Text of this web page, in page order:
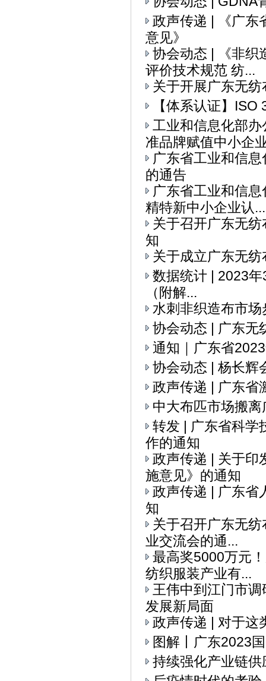
政声传递 | 《广东
意见》
协会动态 | 《非织
评价技术规范 纺...
关于开展广东无
【体系认证】
工业和信息化部
准品牌赋值中小企
广东省工业和信
的通告
广东省工业和信
精特新中小企业认...
关于召开广东无
知
关于成立广东无
数据统计 | 2023
（附解...
水刺非织造布市
协会动态 | ​广东无
通知｜广东省
协会动态 | 杨长辉
政声传递 | 广东省
中大布匹市场搬
转发 | 广东省科学
作的通知
政声传递 | 关于印
施意见》的通知
政声传递 | 广东省
知
关于召开广东无纺
业交流会的通...
最高奖5000万元
纺织服装产业有...
王伟中到江门市
发展新局面
政声传递 | 对于
图解丨广东2023
持续强化产业链